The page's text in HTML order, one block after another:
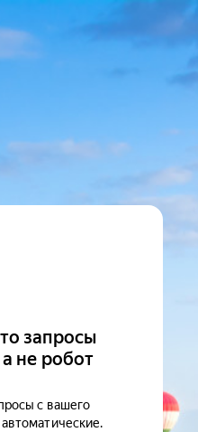
запросы
не робот
с вашего